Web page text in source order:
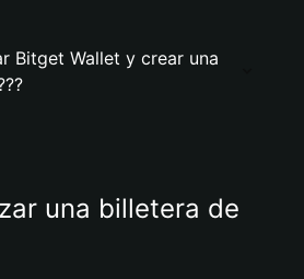
Bitget Wallet y crear una
una billetera de